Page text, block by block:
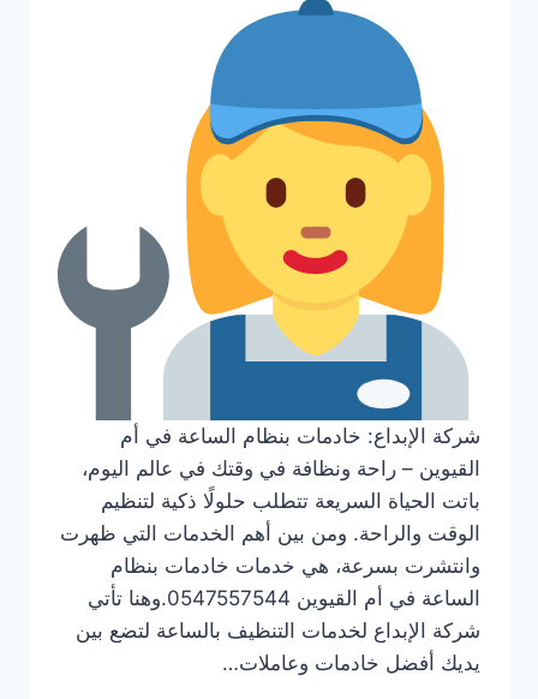
شركة الإبداع: خادمات بنظام الساعة في أم
القيوين – راحة ونظافة في وقتك في عالم اليوم،
باتت الحياة السريعة تتطلب حلولًا ذكية لتنظيم
الوقت والراحة. ومن بين أهم الخدمات التي ظهرت
وانتشرت بسرعة، هي خدمات خادمات بنظام
الساعة في أم القيوين 0547557544.وهنا تأتي
شركة الإبداع لخدمات التنظيف بالساعة لتضع بين
يديك أفضل خادمات وعاملات…